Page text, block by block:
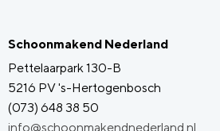
Schoonmakend Nederland
Pettelaarpark 130-B
5216 PV 's-Hertogenbosch
(073) 648 38 50
info@schoonmakendnederland.nl